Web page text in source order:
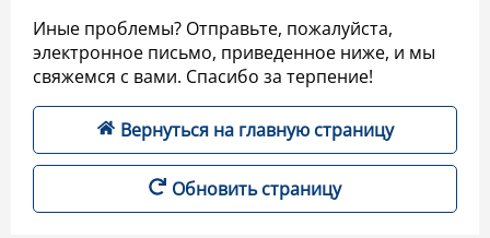
Иные проблемы? Отправьте, пожалуйста,
электронное письмо, приведенное ниже, и мы
свяжемся с вами. Спасибо за терпение!
Вернуться на главную страницу
Обновить страницу